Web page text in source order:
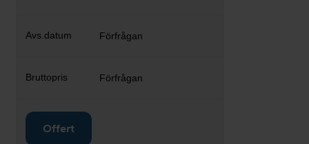
Förfrågan
Förfrågan
Offert